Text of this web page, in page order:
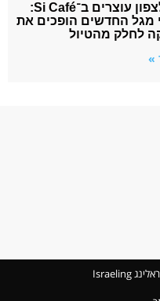
בדרך לצפון עוצרים ב־Si Café:
מגל החדשים הופכים את
לחלק מהטיול
»